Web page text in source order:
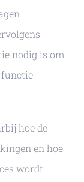
nodig is om
functie
hoe de
en hoe
wordt